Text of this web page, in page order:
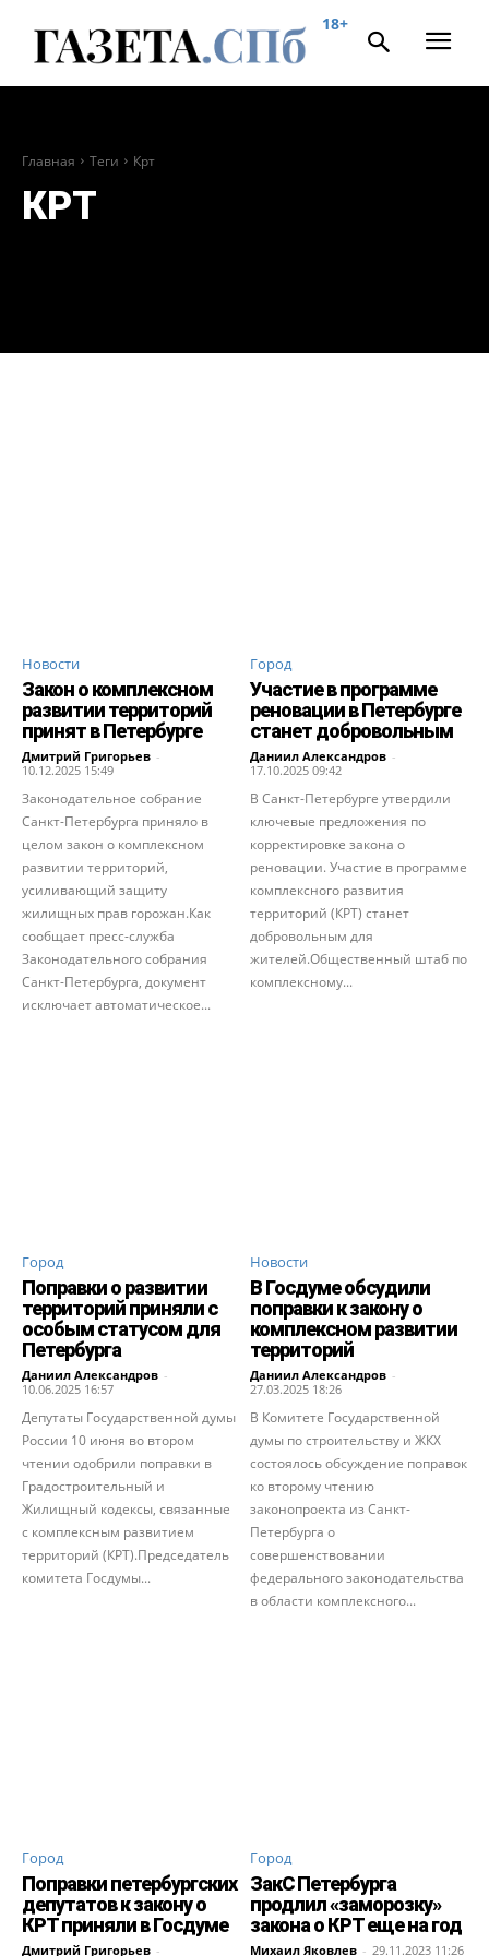
18+
Главная Теги Крт
КРТ
Новости
Закон о комплексном
развитии территорий
принят в Петербурге
Дмитрий Григорьев -
10.12.2025 15:49
Законодательное собрание
Санкт-Петербурга приняло в
целом закон о комплексном
развитии территорий,
усиливающий защиту
жилищных прав горожан.Как
сообщает пресс-служба
Законодательного собрания
Санкт-Петербурга, документ
исключает автоматическое...
Город
Участие в программе
реновации в Петербурге
станет добровольным
Даниил Александров -
17.10.2025 09:42
В Санкт-Петербурге утвердили
ключевые предложения по
корректировке закона о
реновации. Участие в программе
комплексного развития
территорий (КРТ) станет
добровольным для
жителей.Общественный штаб по
комплексному...
Город
Поправки о развитии
территорий приняли с
особым статусом для
Петербурга
Даниил Александров -
10.06.2025 16:57
Депутаты Государственной думы
России 10 июня во втором
чтении одобрили поправки в
Градостроительный и
Жилищный кодексы, связанные
с комплексным развитием
территорий (КРТ).Председатель
комитета Госдумы...
Новости
В Госдуме обсудили
поправки к закону о
комплексном развитии
территорий
Даниил Александров -
27.03.2025 18:26
В Комитете Государственной
думы по строительству и ЖКХ
состоялось обсуждение поправок
ко второму чтению
законопроекта из Санкт-
Петербурга о
совершенствовании
федерального законодательства
в области комплексного...
Город
Поправки петербургских
депутатов к закону о
КРТ приняли в Госдуме
Дмитрий Григорьев -
Город
ЗакС Петербурга
продлил «заморозку»
закона о КРТ еще на год
Михаил Яковлев - 29.11.2023 11:26